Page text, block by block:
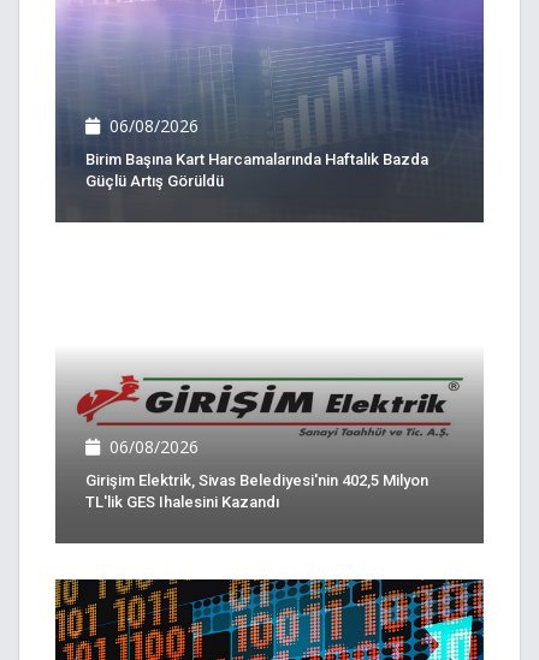
06/08/2026
Birim Başına Kart Harcamalarında Haftalık Bazda
Güçlü Artış Görüldü
06/08/2026
Girişim Elektrik, Sivas Belediyesi'nin 402,5 Milyon
TL'lik GES Ihalesini Kazandı